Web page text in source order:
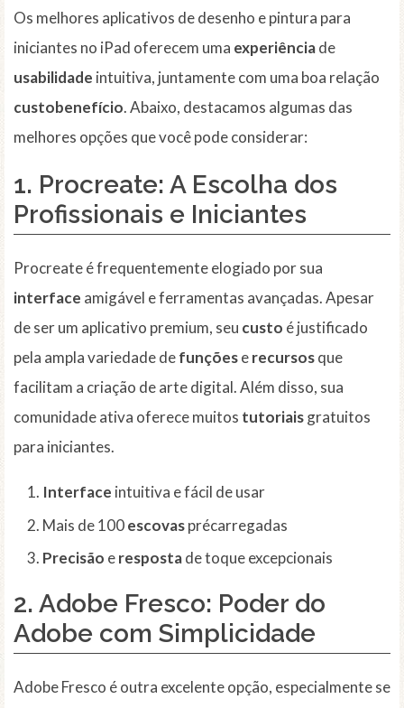
Os melhores aplicativos de desenho e pintura para
iniciantes no iPad oferecem uma experiênciade
usabilidade intuitiva, juntamente com uma boa relação
custobenefício. Abaixo, destacamos algumas das
melhores opções que você pode considerar:
1. Procreate: A Escolha dos
Profissionais e Iniciantes
Procreate é frequentemente elogiado por sua
interface amigável e ferramentas avançadas. Apesar
de ser um aplicativo premium, seu custo é justificado
pela ampla variedade defunçõeserecursosque
facilitam a criação de arte digital. Além disso, sua
comunidade ativa oferece muitos tutoriaisgratuitos
para iniciantes.
Interface intuitiva e fácil de usar
Mais de 100escovasprécarregadas
Precisão erespostade toque excepcionais
2. Adobe Fresco: Poder do
Adobe com Simplicidade
Adobe Fresco é outra excelente opção, especialmente se